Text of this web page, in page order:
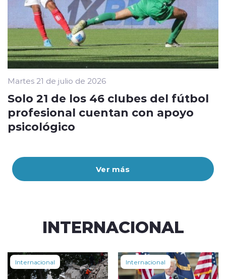
Ver más
Martes 21 de julio de 2026
Solo 21 de los 46 clubes del fútbol
profesional cuentan con apoyo
psicológico
INTERNACIONAL
Internacional Internacional